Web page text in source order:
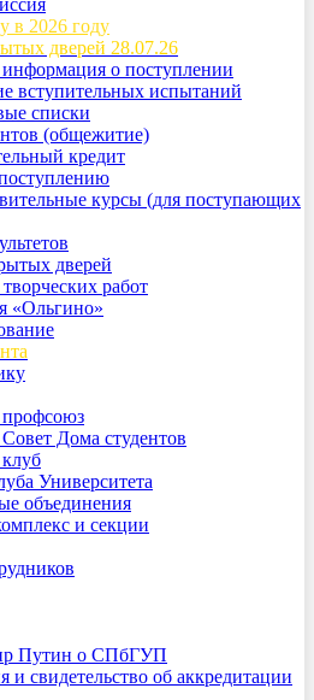
в 2026 году
дверей 28.07.26
о поступлении
вступительных испытаний
списки
(общежитие)
кредит
курсы (для поступающих
дверей
работ
«Ольгино»
профсоюз
Дома студентов
Университета
объединения
и секции
Путин о СПбГУП
и свидетельство об аккредитации